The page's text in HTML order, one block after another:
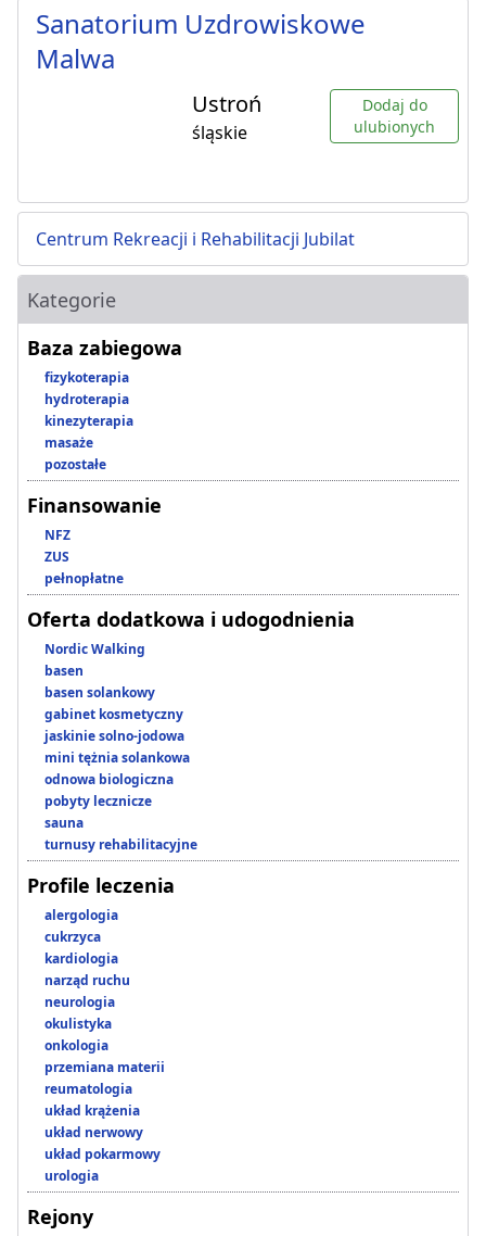
Sanatorium Uzdrowiskowe
Malwa
Ustroń
śląskie
Dodaj do
ulubionych
Centrum Rekreacji i Rehabilitacji Jubilat
Kategorie
Baza zabiegowa
fizykoterapia
hydroterapia
kinezyterapia
masaże
pozostałe
Finansowanie
NFZ
ZUS
pełnopłatne
Oferta dodatkowa i udogodnienia
Nordic Walking
basen
basen solankowy
gabinet kosmetyczny
jaskinie solno-jodowa
mini tężnia solankowa
odnowa biologiczna
pobyty lecznicze
sauna
turnusy rehabilitacyjne
Profile leczenia
alergologia
cukrzyca
kardiologia
narząd ruchu
neurologia
okulistyka
onkologia
przemiana materii
reumatologia
układ krążenia
układ nerwowy
układ pokarmowy
urologia
Rejony